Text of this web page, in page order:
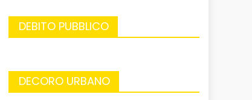
DEBITO PUBBLICO
DECORO URBANO